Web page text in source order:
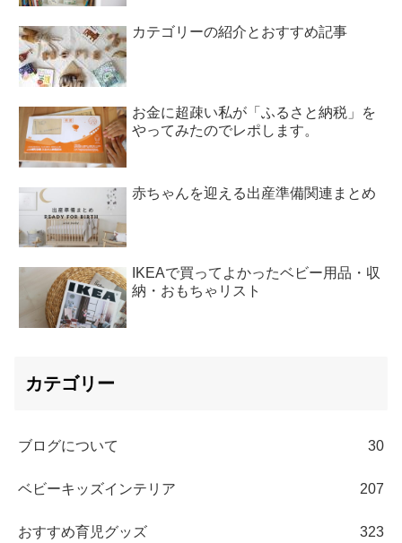
カテゴリーの紹介とおすすめ記事
お金に超疎い私が「ふるさと納税」を
やってみたのでレポします。
赤ちゃんを迎える出産準備関連まとめ
IKEAで買ってよかったベビー用品・収
納・おもちゃリスト
カテゴリー
ブログについて 30
ベビーキッズインテリア 207
おすすめ育児グッズ 323